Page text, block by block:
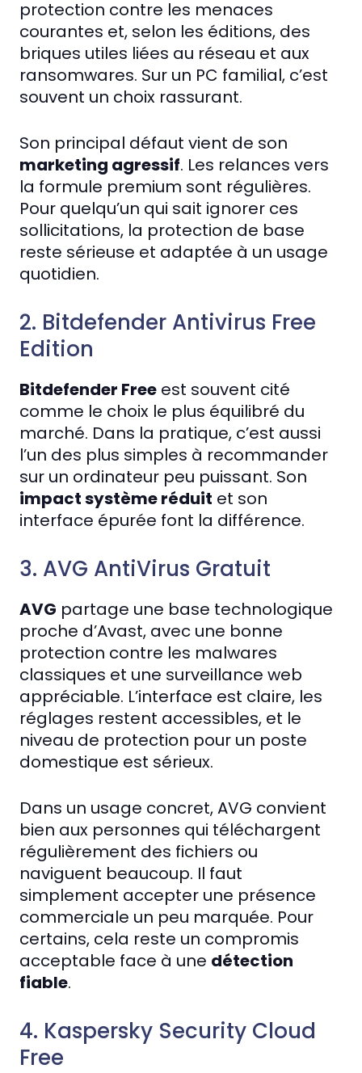
protection contre les menaces
courantes et, selon les éditions, des
briques utiles liées au réseau et aux
ransomwares. Sur un PC familial, c’est
souvent un choix rassurant.
Son principal défaut vient de son
marketing agressif. Les relances vers
la formule premium sont régulières.
Pour quelqu’un qui sait ignorer ces
sollicitations, la protection de base
reste sérieuse et adaptée à un usage
quotidien.
2. Bitdefender Antivirus Free
Edition
Bitdefender Free est souvent cité
comme le choix le plus équilibré du
marché. Dans la pratique, c’est aussi
l’un des plus simples à recommander
sur un ordinateur peu puissant. Son
impact système réduit et son
interface épurée font la différence.
3. AVG AntiVirus Gratuit
AVG partage une base technologique
proche d’Avast, avec une bonne
protection contre les malwares
classiques et une surveillance web
appréciable. L’interface est claire, les
réglages restent accessibles, et le
niveau de protection pour un poste
domestique est sérieux.
Dans un usage concret, AVG convient
bien aux personnes qui téléchargent
régulièrement des fichiers ou
naviguent beaucoup. Il faut
simplement accepter une présence
commerciale un peu marquée. Pour
certains, cela reste un compromis
acceptable face à une détection
fiable.
4. Kaspersky Security Cloud
Free